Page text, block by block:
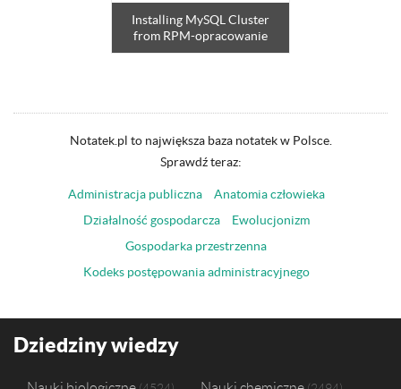
Installing MySQL Cluster
from RPM-opracowanie
Notatek.pl to największa baza notatek w Polsce.
Sprawdź teraz:
Administracja publiczna
Anatomia człowieka
Działalność gospodarcza
Ewolucjonizm
Gospodarka przestrzenna
Kodeks postępowania administracyjnego
Dziedziny wiedzy